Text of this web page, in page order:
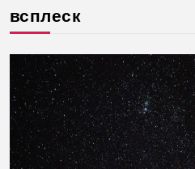
всплеск